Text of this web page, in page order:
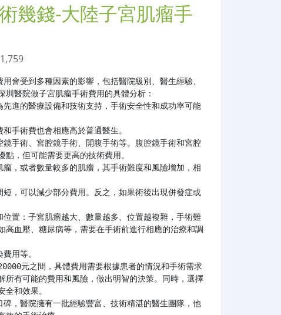
幾錢-大陸子宮肌瘤手
1,759
會受到多種因素的影響，包括醫院級別、醫生經驗、
醫院做子宮肌瘤手術費用的具體分析：
，但可能需要更高的技術費用。
血壓、糖尿病等，需要在手術前進行相應的治療和調
有可能的費用和風險，做出明智的決策。同時，選擇
和效果。